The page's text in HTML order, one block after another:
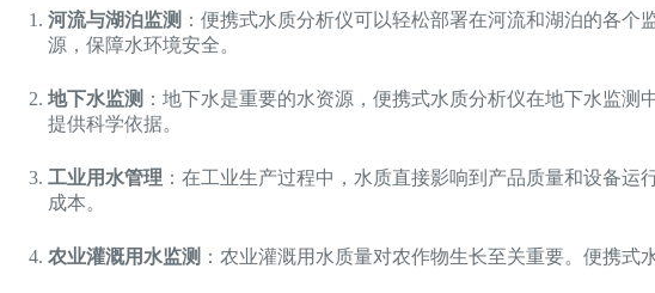
河流与湖泊监测 ：便携式水质分析仪可以轻松部署在河流和湖泊的各
源，保障水环境安全。
地下水监测 ：地下水是重要的水资源，便携式水质分析仪在地下水监
提供科学依据。
工业用水管理 ：在工业生产过程中，水质直接影响到产品质量和设备
成本。
农业灌溉用水监测 ：农业灌溉用水质量对农作物生长至关重要。便携